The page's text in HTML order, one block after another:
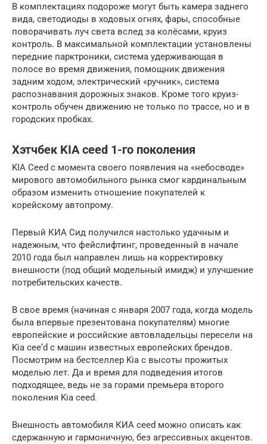
В комплектациях подороже могут быть камера заднего
вида, светодиоды в ходовых огнях, фары, способные
поворачивать луч света вслед за колёсами, круиз
контроль. В максимальной комплектации установлены
передние парктроники, система удерживающая в
полосе во время движения, помощник движения
задним ходом, электрический «ручник», система
распознавания дорожных знаков. Кроме того круиз-
контроль обучен движению не только по трассе, но и в
городских пробках.
Хэтчбек KIA ceed 1-го поколения
KIA Ceed с момента своего появления на «небосводе»
мирового автомобильного рынка смог кардинальным
образом изменить отношение покупателей к
корейскому автопрому.
Первый КИА Сид получился настолько удачным и
надежным, что фейслифтинг, проведенный в начале
2010 года был направлен лишь на корректировку
внешности (под общий модельный имидж) и улучшение
потребительских качеств.
В свое время (начиная с января 2007 года, когда модель
была впервые презентована покупателям) многие
европейские и российские автовладельцы пересели на
Kia cee‘d с машин известных европейских брендов.
Посмотрим на бестселлер Kia с высоты прожитых
моделью лет. Да и время для подведения итогов
подходящее, ведь не за горами премьера второго
поколения Kia ceed.
Внешность автомобиля КИА ceed можно описать как
сдержанную и гармоничную, без агрессивных акцентов.